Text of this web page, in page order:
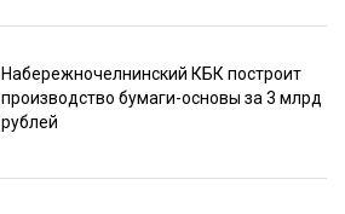
Набережночелнинский КБК построит
производство бумаги-основы за 3 млрд
рублей